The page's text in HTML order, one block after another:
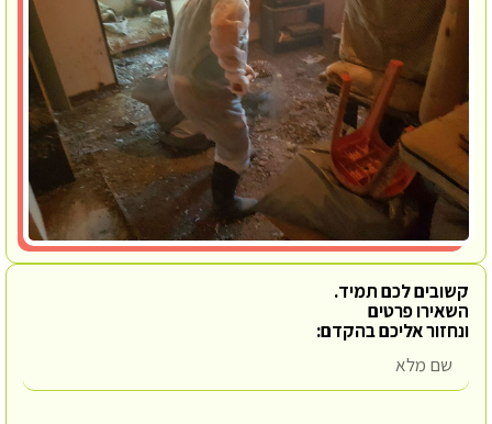
קשובים לכם תמיד.
השאירו פרטים
ונחזור אליכם בהקדם: